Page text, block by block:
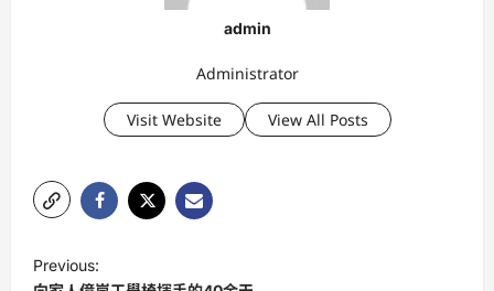
admin
Administrator
Visit Website View All Posts
Previous: